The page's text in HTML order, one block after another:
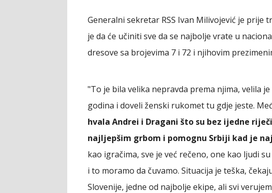
Generalni sekretar RSS Ivan Milivojević je prije
je da će učiniti sve da se najbolje vrate u
dresove sa brojevima 7 i 72 i njihovim
"To je bila velika nepravda prema njima, velila
godina i doveli ženski rukomet tu gdje jeste.
hvala Andrei i Dragani što su bez ijedne
najljepšim grbom i pomognu Srbiji kad je
kao igračima, sve je već rečeno, one kao ljudi
i to moramo da čuvamo. Situacija je teška,
Slovenije, jedne od najbolje ekipe, ali svi